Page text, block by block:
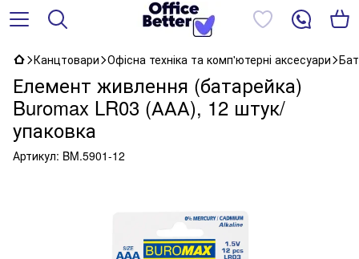
Канцтовари Офісна техніка та комп'ютерні аксесуари
Елемент живлення (батарейка)
Buromax LR03 (ААА), 12 штук/
упаковка
Артикул: BM.5901-12